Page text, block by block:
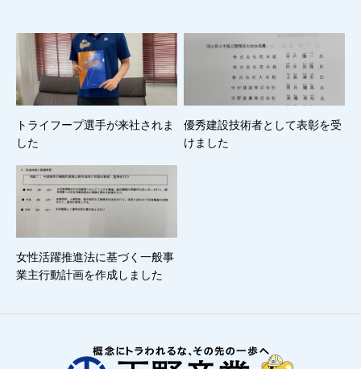
トライフープ選手が来社されま
した
優秀建設技術者として表彰を受
けました
女性活躍推進法に基づく一般事
業主行動計画を作成しました